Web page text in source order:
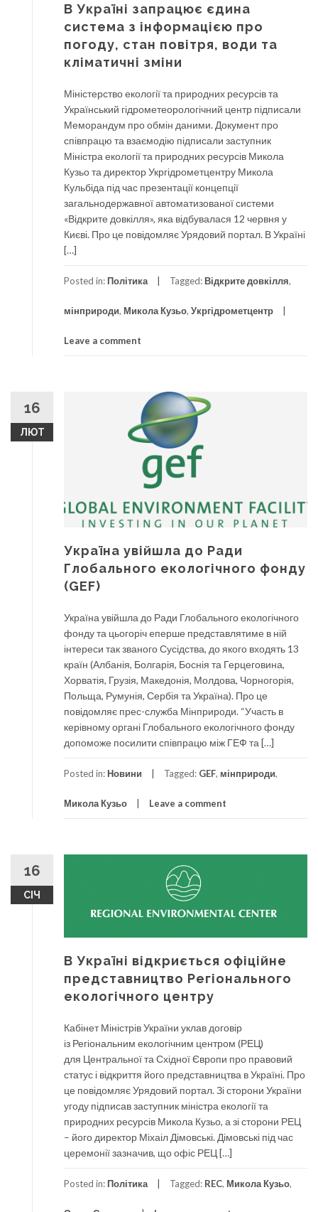
В Україні запрацює єдина
система з інформацією про
погоду, стан повітря, води та
кліматичні зміни
Міністерство екології та природних ресурсів та
Український гідрометеорологічний центр підписали
Меморандум про обмін даними. Документ про
співпрацю та взаємодію підписали заступник
Міністра екології та природних ресурсів Микола
Кузьо та директор Укргідрометцентру Микола
Кульбіда під час презентації концепції
загальнодержавної автоматизованої системи
«Відкрите довкілля», яка відбувалася 12 червня у
Києві. Про це повідомляє Урядовий портал. В Україні
[…]
Posted in: Політика Tagged: Відкрите довкілля,
мінприроди, Микола Кузьо, Укргідрометцентр
Leave a comment
16
ЛЮТ
Україна увійшла до Ради
Глобального екологічного фонду
(GEF)
Україна увійшла до Ради Глобального екологічного
фонду та цьогоріч eперше представлятиме в ній
інтереси так званого Сусідства, до якого входять 13
країн (Албанія, Болгарія, Боснія та Герцеговина,
Хорватія, Грузія, Македонія, Молдова, Чорногорія,
Польща, Румунія, Сербія та Україна). Про це
повідомляє прес-служба Мінприроди. “Участь в
керівному органі Глобального екологічного фонду
допоможе посилити співпрацю між ГЕФ та […]
Posted in: Новини Tagged: GEF, мінприроди,
Микола Кузьо Leave a comment
16
СІЧ
В Україні відкриється офіційне
представництво Регіонального
екологічного центру
Кабінет Міністрів України уклав договір
із Регіональним екологічним центром (РЕЦ)
для Центральної та Східної Європи про правовий
статус і відкриття його представництва в Україні. Про
це повідомляє Урядовий портал. Зі сторони України
угоду підписав заступник міністра екології та
природних ресурсів Микола Кузьо, а зі сторони РЕЦ
– його директор Міхаіл Дімовські. Дімовські під час
церемонії зазначив, що офіс РЕЦ […]
Posted in: Політика Tagged: REC, Микола Кузьо,